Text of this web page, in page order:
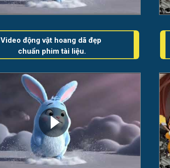
Video động vật hoang dã đẹp
chuẩn phim tài liệu.